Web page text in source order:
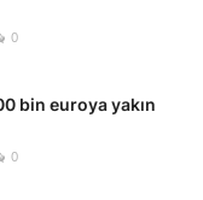
0
bin euroya yakın
0